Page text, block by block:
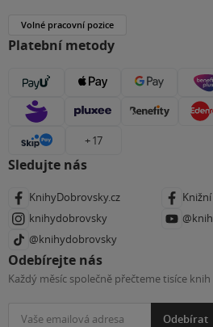
Volné pracovní pozice
Platební metody
+ 17
Sledujte nás
KnihyDobrovsky.cz
knihydobrovsky
@knihydobrovsky
Odebírejte nás
Každý měsíc společně přečteme tisíce knih
Odebírat